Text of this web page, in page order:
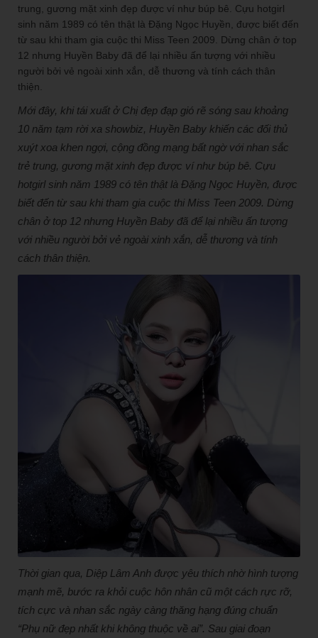
Mới đây, khi tái xuất ở Chị đẹp đạp gió rẽ sóng sau khoảng
10 năm tạm rời xa showbiz, Huyền Baby khiến các đối thủ
xuýt xoa khen ngợi, cộng đồng mạng bất ngờ với nhan sắc
trẻ trung, gương mặt xinh đẹp được ví như búp bê. Cựu
hotgirl sinh năm 1989 có tên thật là Đặng Ngọc Huyền, được
biết đến từ sau khi tham gia cuộc thi Miss Teen 2009. Dừng
chân ở top 12 nhưng Huyền Baby đã để lại nhiều ấn tượng
với nhiều người bởi vẻ ngoài xinh xắn, dễ thương và tính
cách thân thiện.
Thời gian qua, Diệp Lâm Anh được yêu thích nhờ hình tượng
mạnh mẽ, bước ra khỏi cuộc hôn nhân cũ một cách rực rỡ,
tích cực và nhan sắc ngày càng thăng hạng đúng chuẩn
“Phụ nữ đẹp nhất khi không thuộc về ai”. Sau giai đoạn